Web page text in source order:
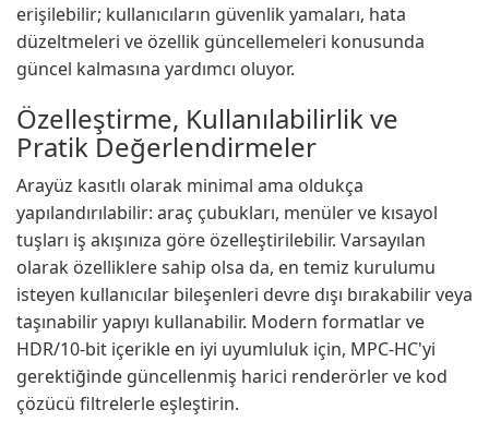
erişilebilir; kullanıcıların güvenlik yamaları, hata
düzeltmeleri ve özellik güncellemeleri konusunda
güncel kalmasına yardımcı oluyor.
Özelleştirme, Kullanılabilirlik ve
Pratik Değerlendirmeler
Arayüz kasıtlı olarak minimal ama oldukça
yapılandırılabilir: araç çubukları, menüler ve kısayol
tuşları iş akışınıza göre özelleştirilebilir. Varsayılan
olarak özelliklere sahip olsa da, en temiz kurulumu
isteyen kullanıcılar bileşenleri devre dışı bırakabilir veya
taşınabilir yapıyı kullanabilir. Modern formatlar ve
HDR/10-bit içerikle en iyi uyumluluk için, MPC-HC'yi
gerektiğinde güncellenmiş harici renderörler ve kod
çözücü filtrelerle eşleştirin.